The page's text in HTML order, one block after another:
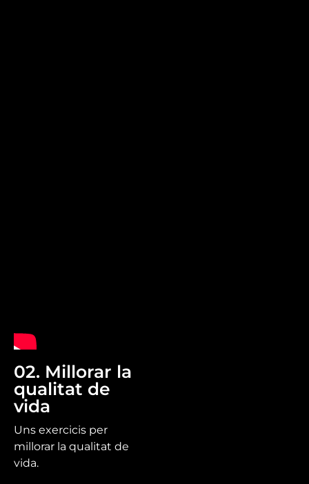
02. Millorar la
qualitat de
vida
Uns exercicis per
millorar la qualitat de
vida.